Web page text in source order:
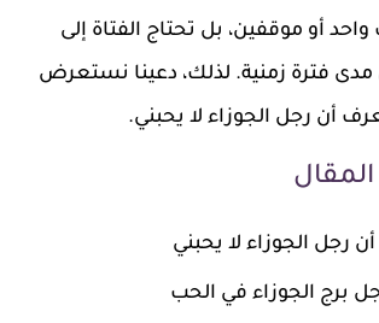
أو موقفين، بل تحتاج الفتاة إلى
فترة زمنية. لذلك، دعينا نستعرض
أن رجل الجوزاء لا يحبني.
رجل الجوزاء لا يحبني
برج الجوزاء في الحب